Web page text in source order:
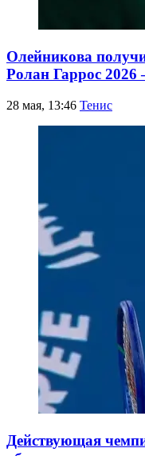
Олейникова
Ролан Гаррос 2026
28 мая, 13:46 Тенис
Действующая